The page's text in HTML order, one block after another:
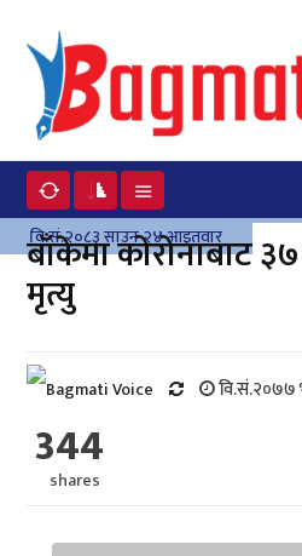
वि.सं.२०८३ साउन २४ आइतवार
बाँकेमा कोरोनाबाट
मृत्यु
वि.सं.२०७७
344
shares